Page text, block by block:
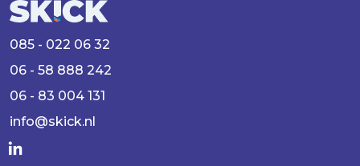
085 - 022 06 32
06 - 58 888 242
06 - 83 004 131
info@skick.nl